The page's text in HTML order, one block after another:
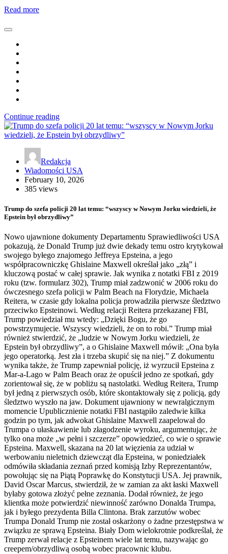
Read more
Continue reading
Redakcja
Wiadomości USA
February 10, 2026
385 views
Trump do szefa policji 20 lat temu: “wszyscy w Nowym Jorku wiedzieli, że
Epstein był obrzydliwy”
Nowo ujawnione dokumenty Departamentu Sprawiedliwości USA
pokazują, że Donald Trump już dwie dekady temu ostro krytykował
swojego byłego znajomego Jeffreya Epsteina, a jego
współpracowniczkę Ghislaine Maxwell określał jako „złą” i
kluczową postać w całej sprawie. Jak wynika z notatki FBI z 2019
roku (tzw. formularz 302), Trump miał zadzwonić w 2006 roku do
ówczesnego szefa policji w Palm Beach na Florydzie, Michaela
Reitera, w czasie gdy lokalna policja prowadziła pierwsze śledztwo
przeciwko Epsteinowi. Według relacji Reitera przekazanej FBI,
Trump powiedział mu wtedy: „Dzięki Bogu, że go
powstrzymujecie. Wszyscy wiedzieli, że on to robi.” Trump miał
również stwierdzić, że „ludzie w Nowym Jorku wiedzieli, że
Epstein był obrzydliwy”, a o Ghislaine Maxwell mówił: „Ona była
jego operatorką. Jest zła i trzeba skupić się na niej.” Z dokumentu
wynika także, że Trump zapewniał policję, iż wyrzucił Epsteina z
Mar-a-Lago w Palm Beach oraz że opuścił jedno ze spotkań, gdy
zorientował się, że w pobliżu są nastolatki. Według Reitera, Trump
był jedną z pierwszych osób, które skontaktowały się z policją, gdy
śledztwo wyszło na jaw. Dokument ujawniony w newralgicznym
momencie Upublicznienie notatki FBI nastąpiło zaledwie kilka
godzin po tym, jak adwokat Ghislaine Maxwell zaapelował do
Trumpa o ułaskawienie lub złagodzenie wyroku, argumentując, że
tylko ona może „w pełni i szczerze” opowiedzieć, co wie o sprawie
Epsteina. Maxwell, skazana na 20 lat więzienia za udział w
werbowaniu nieletnich dziewcząt dla Epsteina, w poniedziałek
odmówiła składania zeznań przed komisją Izby Reprezentantów,
powołując się na Piątą Poprawkę do Konstytucji USA. Jej prawnik,
David Oscar Marcus, stwierdził, że w zamian za akt łaski Maxwell
byłaby gotowa złożyć pełne zeznania. Dodał również, że jego
klientka może potwierdzić niewinność zarówno Donalda Trumpa,
jak i byłego prezydenta Billa Clintona. Brak zarzutów wobec
Trumpa Donald Trump nie został oskarżony o żadne przestępstwa w
związku ze sprawą Epsteina. Biały Dom wielokrotnie podkreślał, że
Trump zerwał relacje z Epsteinem wiele lat temu, nazywając go
creepem/obrzydliwą osobą wobec pracownic klubu.